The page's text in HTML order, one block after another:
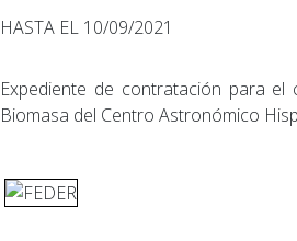
HASTA EL 10/09/2021
Expediente de contratación para
Biomasa del Centro Astronómico